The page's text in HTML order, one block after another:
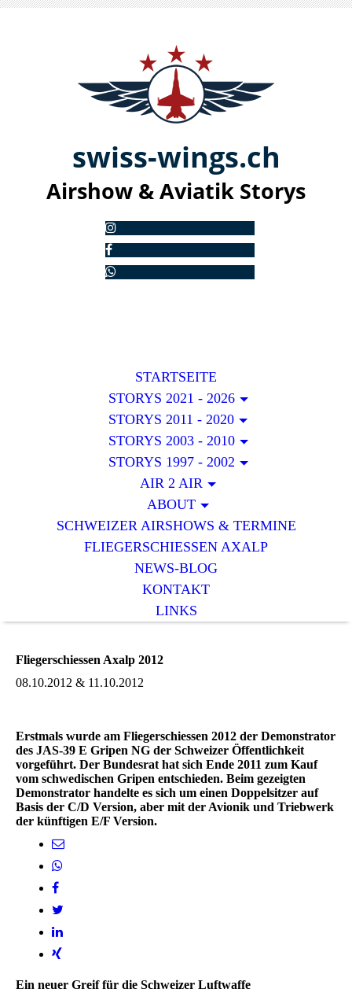
swiss-wings.ch
Airshow & Aviatik Storys
STARTSEITE
STORYS 2021 - 2026
STORYS 2011 - 2020
STORYS 2003 - 2010
STORYS 1997 - 2002
AIR 2 AIR
ABOUT
SCHWEIZER AIRSHOWS & TERMINE
FLIEGERSCHIESSEN AXALP
NEWS-BLOG
KONTAKT
LINKS
Fliegerschiessen Axalp 2012
08.10.2012 & 11.10.2012
Erstmals wurde am Fliegerschiessen 2012 der Demonstrator
des JAS-39 E Gripen NG der Schweizer Öffentlichkeit
vorgeführt. Der Bundesrat hat sich Ende 2011 zum Kauf
vom schwedischen Gripen entschieden. Beim gezeigten
Demonstrator handelte es sich um einen Doppelsitzer auf
Basis der C/D Version, aber mit der Avionik und Triebwerk
der künftigen E/F Version.
Ein neuer Greif für die Schweizer Luftwaffe